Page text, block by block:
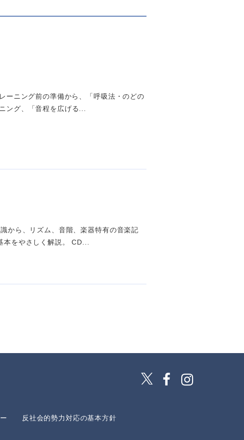
ーニング前の準備から、「呼吸法・のどの
ング、「音程を広げる...
から、リズム、音階、楽器特有の音楽記
本をやさしく解説。 CD...
反社会的勢力対応の基本方針